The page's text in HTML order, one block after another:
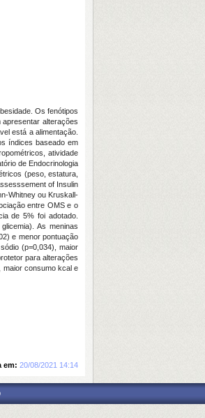
Os fenótipos
alterações
está a alimentação.
índices baseado em
atividade
de Endocrinologia
(peso, estatura,
of Insulin
Whitney ou Kruskall-
entre OMS e o
de 5% foi adotado.
As meninas
e menor pontuação
(p=0,034), maior
para alterações
maior consumo kcal e
em: 20/08/2021 14:14